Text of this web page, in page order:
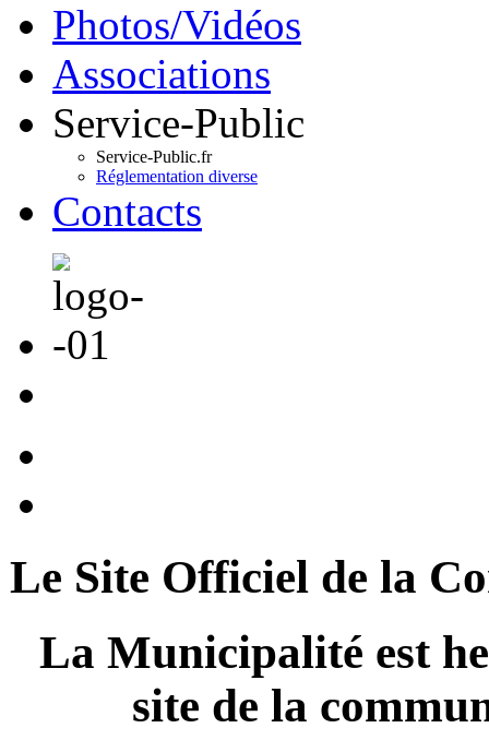
Photos/Vidéos
Associations
Service-Public
Service-Public.fr
Réglementation diverse
Contacts
Le Site Officiel de la
La Municipalité est
site de la